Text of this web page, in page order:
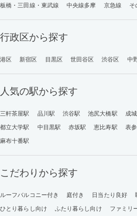
板橋・三田線・東武線
中央線多摩 京急線 そ
行政区から探す
港区 新宿区 目黒区 世田谷区 渋谷区 中
人気の駅から探す
三軒茶屋駅 品川駅 渋谷駅 池尻大橋駅 成
都立大学駅
中目黒駅 赤坂駅 恵比寿駅 表
麻布十番駅
こだわりから探す
ルーフバルコニー付き 庭付き 日当たり良好
ひとり暮らし向け
ふたり暮らし向け ファミリ